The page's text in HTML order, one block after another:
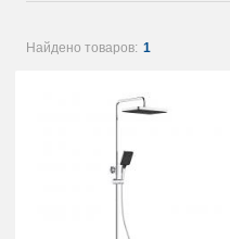
Найдено товаров: 1